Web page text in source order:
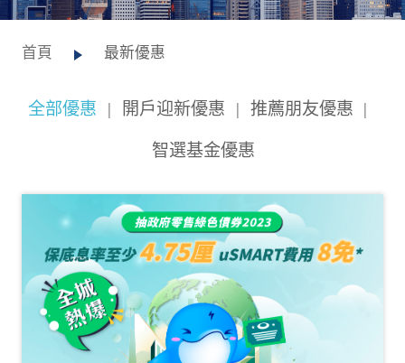
首頁 最新優惠
全部優惠 | 開戶迎新優惠 | 推薦朋友優惠 |
智選基金優惠